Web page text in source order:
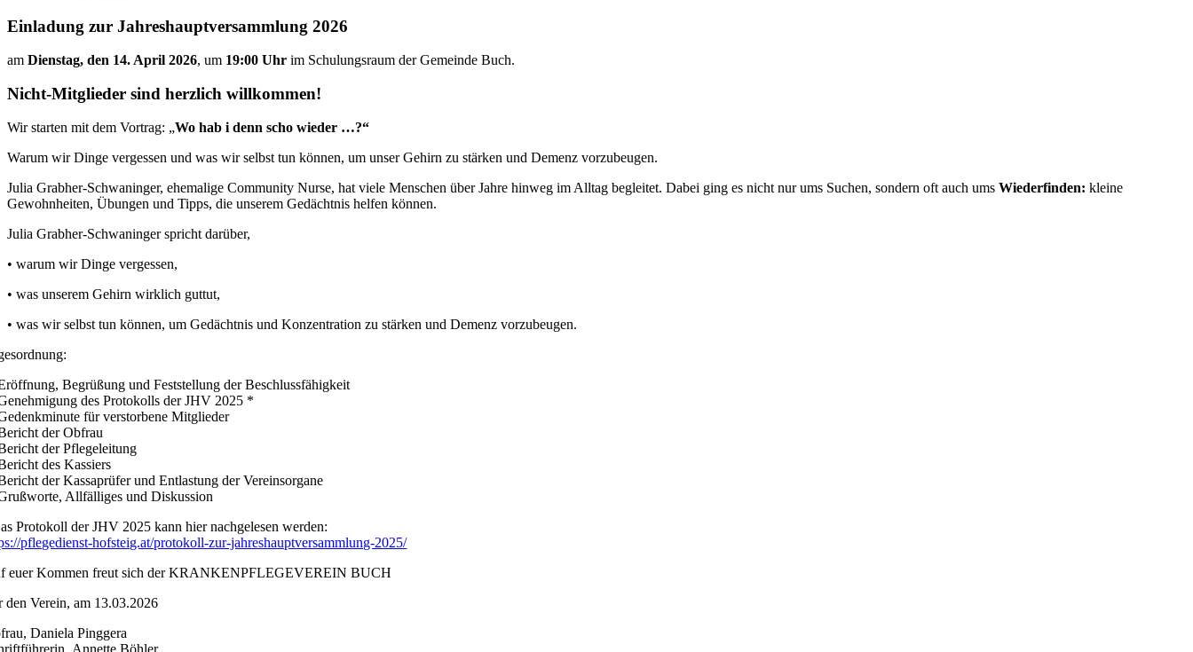
Einladung zur Jahreshauptversammlung 2026
am Dienstag, den 14. April 2026, um 19:00 Uhr im Schulungsraum der Gemeinde Buch.
Nicht-Mitglieder sind herzlich willkommen!
Wir starten mit dem Vortrag: „Wo hab i denn scho wieder …?“
Warum wir Dinge vergessen und was wir selbst tun können, um unser Gehirn zu stärken und Demenz vorzubeugen.
Julia Grabher-Schwaninger, ehemalige Community Nurse, hat viele Menschen über Jahre hinweg im Alltag begleitet. Dabei ging es nicht nur ums Suchen, sondern oft auch ums Wiederfinden: kleine
Gewohnheiten, Übungen und Tipps, die unserem Gedächtnis helfen können.
Julia Grabher-Schwaninger spricht darüber,
• warum wir Dinge vergessen,
• was unserem Gehirn wirklich guttut,
• was wir selbst tun können, um Gedächtnis und Konzentration zu stärken und Demenz vorzubeugen.
Begrüßung und Feststellung der Beschlussfähigkeit
des Protokolls der JHV 2025 *
für verstorbene Mitglieder
der Obfrau
der Pflegeleitung
des Kassiers
der Kassaprüfer und Entlastung der Vereinsorgane
Allfälliges und Diskussion
Protokoll der JHV 2025 kann hier nachgelesen werden:
pflegedienst-hofsteig.at/protokoll-zur-jahreshauptversammlung-2025/
euer Kommen freut sich der KRANKENPFLEGEVEREIN BUCH
den Verein, am 13.03.2026
Daniela Pinggera